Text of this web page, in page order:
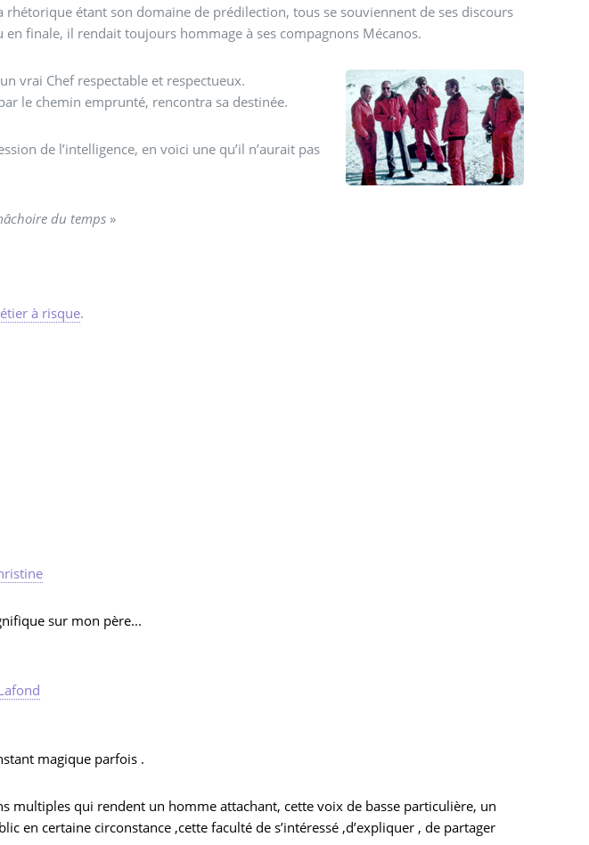
rhétorique étant son domaine de prédilection, tous se souviennent de ses discours
en finale, il rendait toujours hommage à ses compagnons Mécanos.
vrai Chef respectable et respectueux.
le chemin emprunté, rencontra sa destinée.
de l’intelligence, en voici une qu’il n’aurait pas
du temps »
à risque.
sur mon père...
magique parfois .
multiples qui rendent un homme attachant, cette voix de basse particulière, un
en certaine circonstance ,cette faculté de s’intéressé ,d’expliquer , de partager